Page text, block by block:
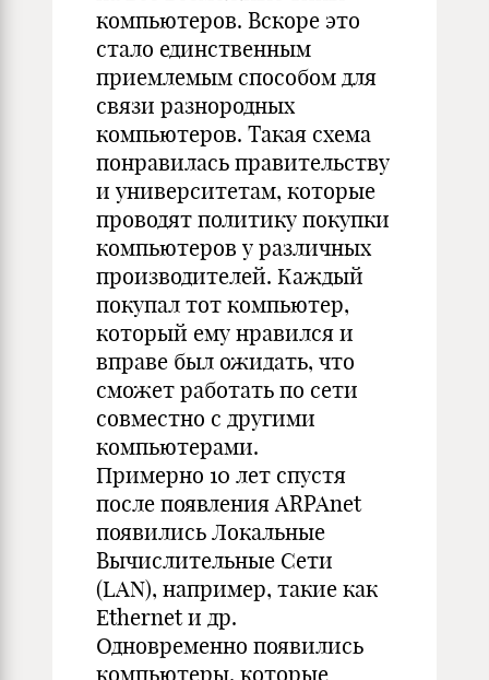
компьютеров. Вскоре это
стало единственным
приемлемым способом для
связи разнородных
компьютеров. Такая схема
понравилась правительству
и университетам, которые
проводят политику покупки
компьютеров у различных
производителей. Каждый
покупал тот компьютер,
который ему нравился и
вправе был ожидать, что
сможет работать по сети
совместно с другими
компьютерами.
Примерно 10 лет спустя
после появления ARPAnet
появились Локальные
Вычислительные Сети
(LAN), например, такие как
Ethernet и др.
Одновременно появились
компьютеры, которые